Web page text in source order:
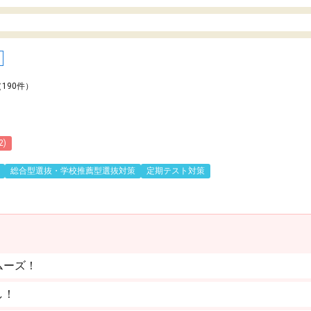
件）
総合型選抜・学校推薦型選抜対策 定期テスト対策
ズ！